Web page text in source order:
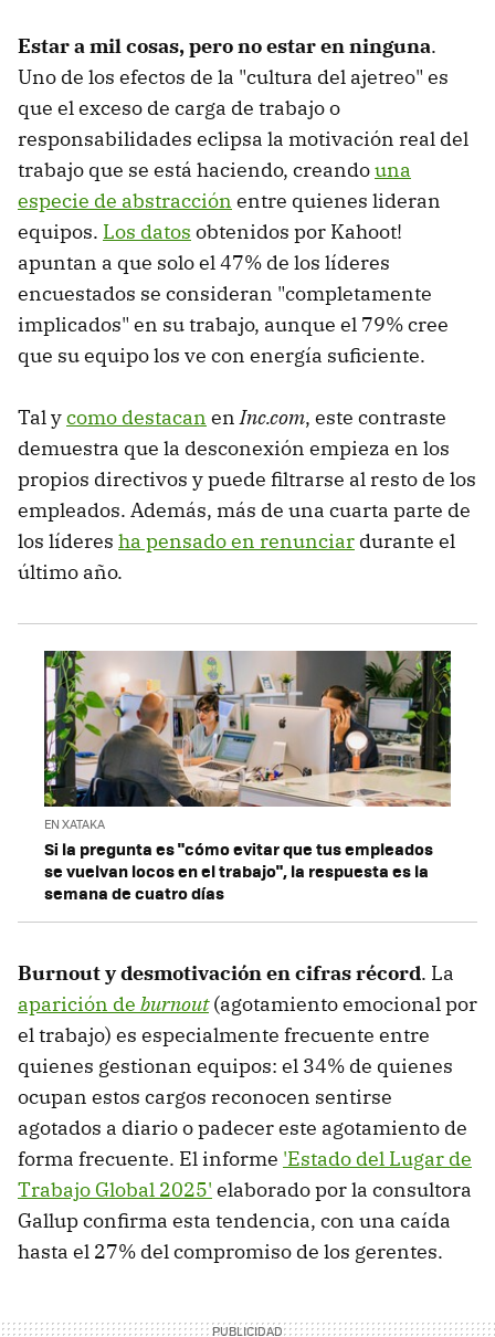
Estar a mil cosas, pero no estar en ninguna.
Uno de los efectos de la "cultura del ajetreo" es
que el exceso de carga de trabajo o
responsabilidades eclipsa la motivación real del
trabajo que se está haciendo, creandouna
especie de abstracción entre quienes lideran
equipos. Los datos obtenidos por Kahoot!
apuntan a que solo el 47% de los líderes
encuestados se consideran "completamente
implicados" en su trabajo, aunque el 79% cree
que su equipo los ve con energía suficiente.
Tal ycomo destacan enInc.com, este contraste
demuestra que la desconexión empieza en los
propios directivos y puede filtrarse al resto de los
empleados. Además, más de una cuarta parte de
los líderes ha pensado en renunciar durante el
último año.
EN XATAKA
Si la pregunta es "cómo evitar que tus empleados
se vuelvan locos en el trabajo", la respuesta es la
semana de cuatro días
Burnout y desmotivación en cifras récord. La
aparición de burnout(agotamiento emocional por
el trabajo) es especialmente frecuente entre
quienes gestionan equipos: el 34% de quienes
ocupan estos cargos reconocen sentirse
agotados a diario o padecer este agotamiento de
forma frecuente. El informe 'Estado del Lugar de
Trabajo Global 2025' elaborado por la consultora
Gallup confirma esta tendencia, con una caída
hasta el 27% del compromiso de los gerentes.